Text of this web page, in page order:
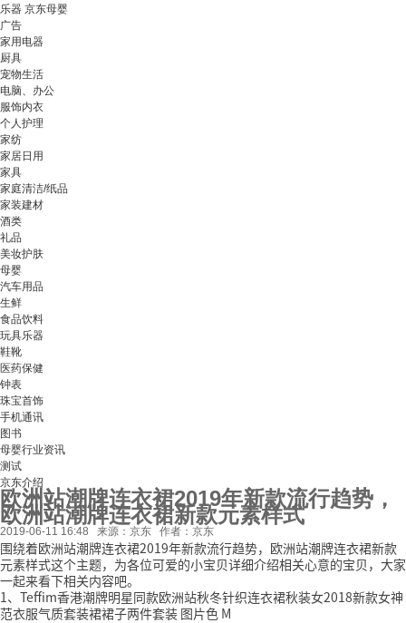
乐器 京东母婴
广告
家用电器
厨具
宠物生活
电脑、办公
服饰内衣
个人护理
家纺
家居日用
家具
家庭清洁/纸品
家装建材
酒类
礼品
美妆护肤
母婴
汽车用品
生鲜
食品饮料
玩具乐器
鞋靴
医药保健
钟表
珠宝首饰
手机通讯
图书
母婴行业资讯
测试
京东介绍
欧洲站潮牌连衣裙2019年新款流行趋势，
欧洲站潮牌连衣裙新款元素样式
2019-06-11 16:48 来源：京东 作者：京东
围绕着欧洲站潮牌连衣裙2019年新款流行趋势，欧洲站潮牌连衣裙新款
元素样式这个主题，为各位可爱的小宝贝详细介绍相关心意的宝贝，大家
一起来看下相关内容吧。
1、Teffim香港潮牌明星同款欧洲站秋冬针织连衣裙秋装女2018新款女神
范衣服气质套装裙裙子两件套装 图片色 M